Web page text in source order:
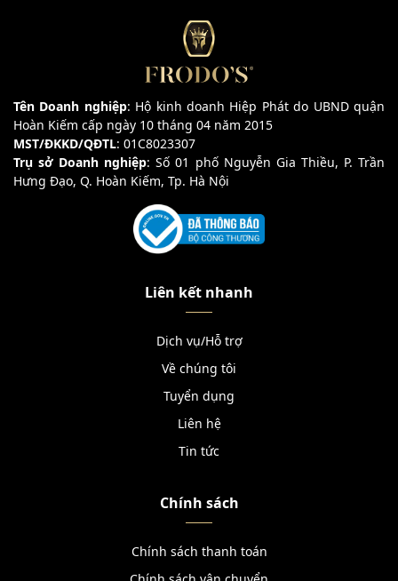
Tên Doanh nghiệp: Hộ kinh doanh Hiệp Phát do UBND quận
Hoàn Kiếm cấp ngày 10 tháng 04 năm 2015
MST/ĐKKD/QĐTL: 01C8023307
Trụ sở Doanh nghiệp: Số 01 phố Nguyễn Gia Thiều, P. Trần
Hưng Đạo, Q. Hoàn Kiếm, Tp. Hà Nội
Liên kết nhanh
Dịch vụ/Hỗ trợ
Về chúng tôi
Tuyển dụng
Liên hệ
Tin tức
Chính sách
Chính sách thanh toán